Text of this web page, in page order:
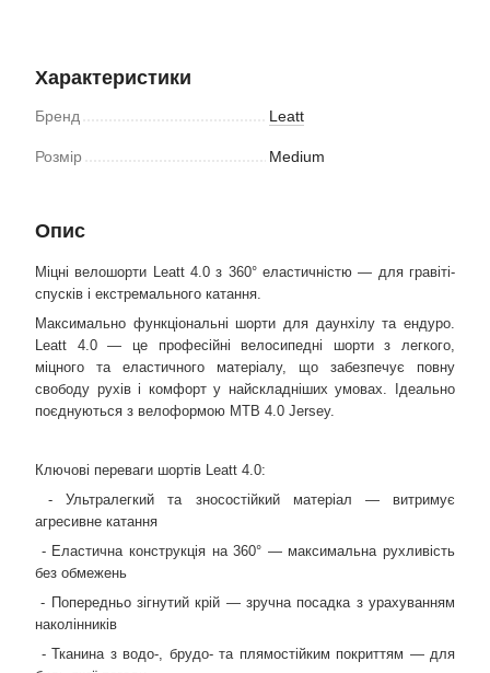
Характеристики
Бренд Leatt
Розмір Medium
Опис
Міцні велошорти Leatt 4.0 з 360° еластичністю — для гравіті-
спусків і екстремального катання.
Максимально функціональні шорти для даунхілу та ендуро.
Leatt 4.0 — це професійні велосипедні шорти з легкого,
міцного та еластичного матеріалу, що забезпечує повну
свободу рухів і комфорт у найскладніших умовах. Ідеально
поєднуються з велоформою MTB 4.0 Jersey.
Ключові переваги шортів Leatt 4.0:
- Ультралегкий та зносостійкий матеріал — витримує
агресивне катання
- Еластична конструкція на 360° — максимальна рухливість
без обмежень
- Попередньо зігнутий крій — зручна посадка з урахуванням
наколінників
- Тканина з водо-, брудо- та плямостійким покриттям — для